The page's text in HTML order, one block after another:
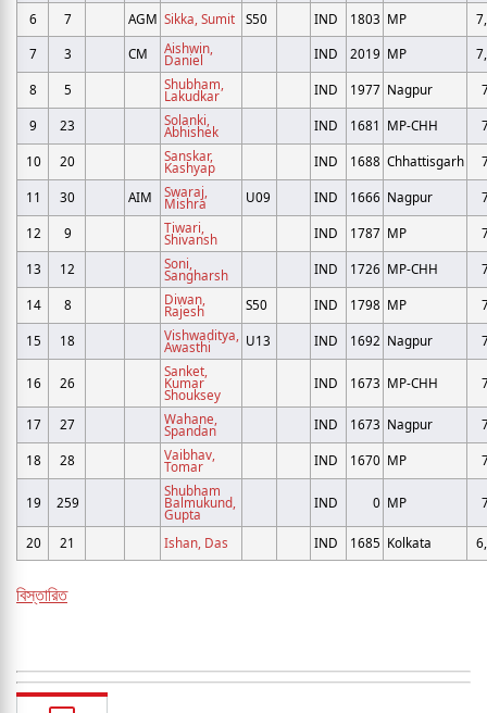
6
7 AGM Sikka, Sumit S50 IND 1803 MP
7
3 CM Aishwin,
Daniel IND 2019 MP
8 5 Shubham,
Lakudkar IND 1977 Nagpur
9 23 Solanki,
Abhishek IND 1681 MP-CHH
10 20 Sanskar,
Kashyap IND 1688 Chhattisgarh
11 30 AIM Swaraj,
Mishra U09 IND 1666 Nagpur
12 9 Tiwari,
Shivansh IND 1787 MP
13 12 Soni,
Sangharsh IND 1726 MP-CHH
14 8 Diwan,
Rajesh S50 IND 1798 MP
15 18 Vishwaditya,
Awasthi U13 IND 1692 Nagpur
16 26
Sanket,
Kumar
Shouksey
IND 1673 MP-CHH
17 27 Wahane,
Spandan IND 1673 Nagpur
18 28 Vaibhav,
Tomar IND 1670 MP
19 259
Shubham
Balmukund,
Gupta
IND 0 MP
20 21 Ishan, Das IND 1685 Kolkata
বিস্তারিত